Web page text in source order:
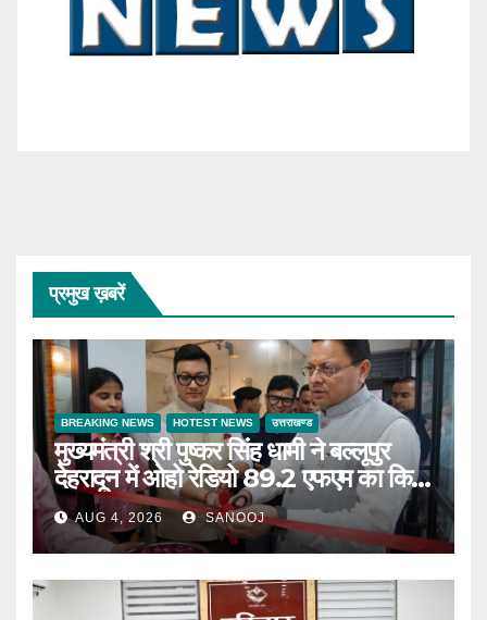
प्रमुख ख़बरें
BREAKING NEWS HOTEST NEWS उत्तराखण्ड
मुख्यमंत्री श्री पुष्कर सिंह धामी ने बल्लूपुर
देहरादून में ओहो रेडियो 89.2 एफएम का किया
शुभारंभ
AUG 4, 2026 SANOOJ